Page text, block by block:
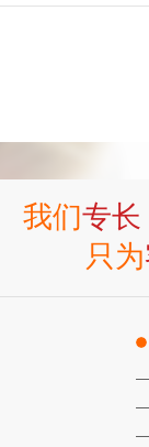
我们专长
只为